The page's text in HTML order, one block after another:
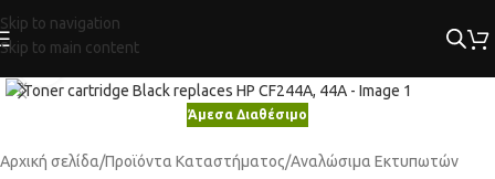
Skip to navigation
Skip to main content
Άμεσα Διαθέσιμο
Αρχική σελίδα/Προϊόντα Καταστήματος/Αναλώσιμα Εκτυπωτών